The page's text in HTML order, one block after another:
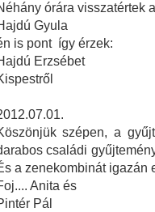
órára visszatértek
Gyula
is pont így érzek:
Erzsébet
szépen, a
családi
a zenekombinát igazán
Anita és
Pál